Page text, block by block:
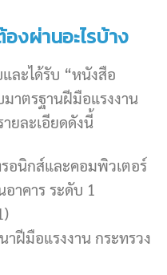
งผ่านอะไรบ้าง
ละได้รับ “หนังสือ
าตรฐานฝีมือแรงงาน
ยละเอียดดังนี้
อนิกส์และคอมพิวเตอร์
าคาร ระดับ 1
ฝีมือแรงงาน กระทรวง